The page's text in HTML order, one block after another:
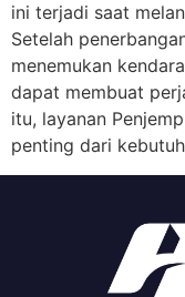
ini terjadi saat
Setelah
menemukan
dapat membuat
itu, layanan
penting dari